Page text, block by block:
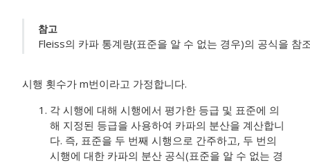
참고
Fleiss의 카파 통계량(표준을 알 수 없는 경우)의 공식을 참
시행 횟수가 m번이라고 가정합니다.
각 시행에 대해 시행에서 평가한 등급 및 표준에 의
해 지정된 등급을 사용하여 카파의 분산을 계산합니
다. 즉, 표준을 두 번째 시행으로 간주하고, 두 번의
시행에 대한 카파의 분산 공식(표준을 알 수 없는 경